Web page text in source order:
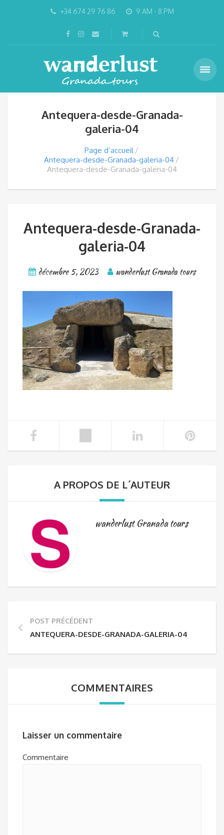
+34 674 29 76 86 9 AM - 8 PM
Antequera-desde-Granada-
galeria-04
Page d’accueil
Antequera-desde-Granada-galeria-04
Antequera-desde-Granada-galeria-04
Antequera-desde-Granada-
galeria-04
décembre 5, 2023 wanderlust Granada tours
A PROPOS DE L´AUTEUR
wanderlust Granada tours
POST PRÉCÉDENT
ANTEQUERA-DESDE-GRANADA-GALERIA-04
COMMENTAIRES
Laisser un commentaire
Commentaire